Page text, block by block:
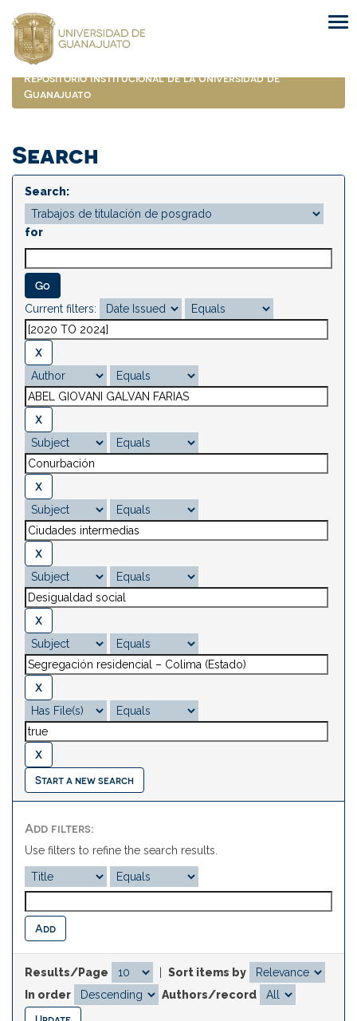
navigation
Repositorio Institucional de la Universidad de
Guanajuato
Search
Search:
for
Current filters:
Start a new search
Add filters:
Use filters to refine the search results.
Results/Page
Sort items by
In order
Authors/record